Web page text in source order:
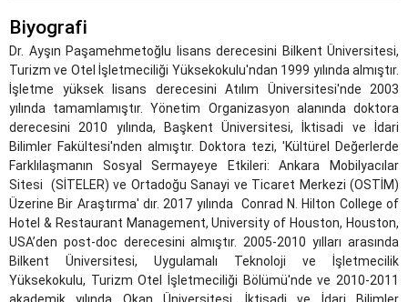
Biyografi
Dr. Ayşın Paşamehmetoğlu lisans derecesini Bilkent Üniversitesi,
Turizm ve Otel İşletmeciliği Yüksekokulu'ndan 1999 yılında almıştır.
İşletme yüksek lisans derecesini Atılım Üniversitesi'nde 2003
yılında tamamlamıştır. Yönetim Organizasyon alanında doktora
derecesini 2010 yılında, Başkent Üniversitesi, İktisadi ve İdari
Bilimler Fakültesi'nden almıştır. Doktora tezi, 'Kültürel Değerlerde
Farklılaşmanın Sosyal Sermayeye Etkileri: Ankara Mobilyacılar
Sitesi (SİTELER) ve Ortadoğu Sanayi ve Ticaret Merkezi (OSTİM)
Üzerine Bir Araştırma' dır. 2017 yılında Conrad N. Hilton College of
Hotel & Restaurant Management, University of Houston, Houston,
USA’den post-doc derecesini almıştır. 2005-2010 yılları arasında
Bilkent Üniversitesi, Uygulamalı Teknoloji ve İşletmecilik
Yüksekokulu, Turizm Otel İşletmeciliği Bölümü'nde ve 2010-2011